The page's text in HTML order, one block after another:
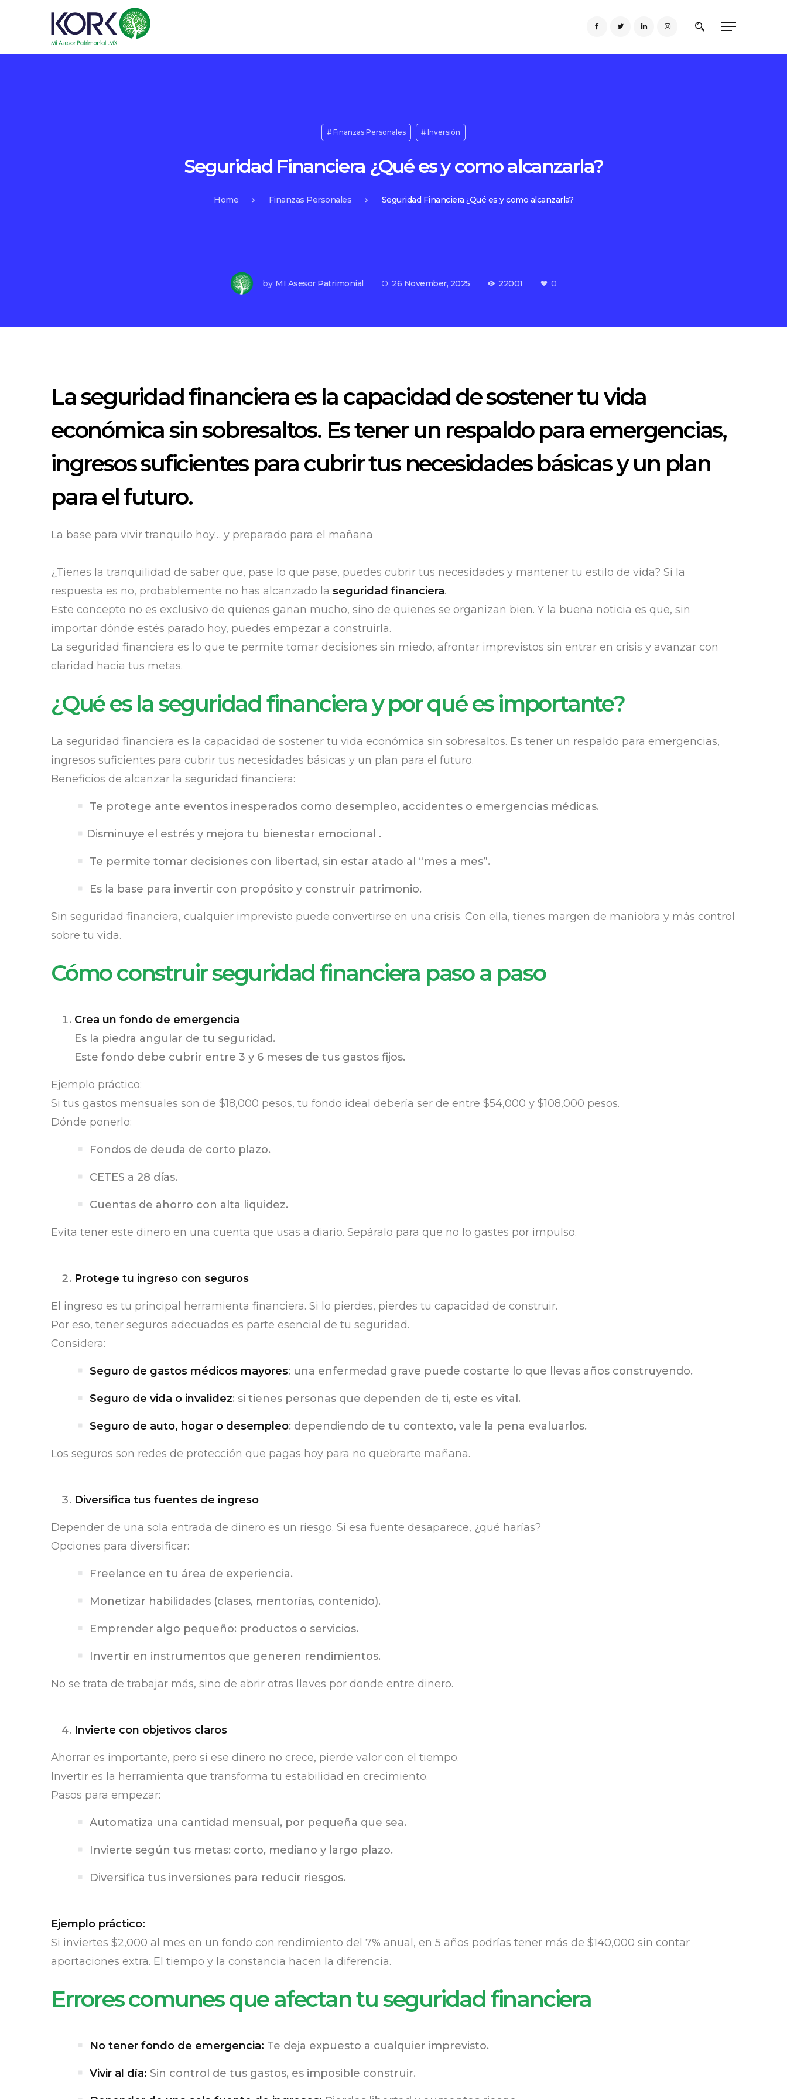
Finanzas Personales Inversión
Seguridad Financiera ¿Qué es y como alcanzarla?
Home Finanzas Personales Seguridad Financiera ¿Qué es y como alcanzarla?
by MI Asesor Patrimonial 26 November, 2025 22001 0
La seguridad financiera es la capacidad de sostener tu vida
económica sin sobresaltos. Es tener un respaldo para emergencias,
ingresos suficientes para cubrir tus necesidades básicas y un plan
para el futuro.
La base para vivir tranquilo hoy… y preparado para el mañana
¿Tienes la tranquilidad de saber que, pase lo que pase, puedes cubrir tus necesidades y mantener tu estilo de vida? Si la
respuesta es no, probablemente no has alcanzado la seguridad financiera.
Este concepto no es exclusivo de quienes ganan mucho, sino de quienes se organizan bien. Y la buena noticia es que, sin
importar dónde estés parado hoy, puedes empezar a construirla.
La seguridad financiera es lo que te permite tomar decisiones sin miedo, afrontar imprevistos sin entrar en crisis y avanzar con
claridad hacia tus metas.
¿Qué es la seguridad financiera y por qué es importante?
La seguridad financiera es la capacidad de sostener tu vida económica sin sobresaltos. Es tener un respaldo para emergencias,
ingresos suficientes para cubrir tus necesidades básicas y un plan para el futuro.
Beneficios de alcanzar la seguridad financiera:
Te protege ante eventos inesperados como desempleo, accidentes o emergencias médicas.
Disminuye el estrés y mejora tu bienestar emocional .
Te permite tomar decisiones con libertad, sin estar atado al “mes a mes”.
Es la base para invertir con propósito y construir patrimonio.
Sin seguridad financiera, cualquier imprevisto puede convertirse en una crisis. Con ella, tienes margen de maniobra y más control
sobre tu vida.
Cómo construir seguridad financiera paso a paso
Crea un fondo de emergencia
Es la piedra angular de tu seguridad.
Este fondo debe cubrir entre 3 y 6 meses de tus gastos fijos.
Ejemplo práctico:
Si tus gastos mensuales son de $18,000 pesos, tu fondo ideal debería ser de entre $54,000 y $108,000 pesos.
Dónde ponerlo:
Fondos de deuda de corto plazo.
CETES a 28 días.
Cuentas de ahorro con alta liquidez.
Evita tener este dinero en una cuenta que usas a diario. Sepáralo para que no lo gastes por impulso.
Protege tu ingreso con seguros
El ingreso es tu principal herramienta financiera. Si lo pierdes, pierdes tu capacidad de construir.
Por eso, tener seguros adecuados es parte esencial de tu seguridad.
Considera:
Seguro de gastos médicos mayores: una enfermedad grave puede costarte lo que llevas años construyendo.
Seguro de vida o invalidez: si tienes personas que dependen de ti, este es vital.
Seguro de auto, hogar o desempleo: dependiendo de tu contexto, vale la pena evaluarlos.
Los seguros son redes de protección que pagas hoy para no quebrarte mañana.
Diversifica tus fuentes de ingreso
Depender de una sola entrada de dinero es un riesgo. Si esa fuente desaparece, ¿qué harías?
Opciones para diversificar:
Freelance en tu área de experiencia.
Monetizar habilidades (clases, mentorías, contenido).
Emprender algo pequeño: productos o servicios.
Invertir en instrumentos que generen rendimientos.
No se trata de trabajar más, sino de abrir otras llaves por donde entre dinero.
Invierte con objetivos claros
Ahorrar es importante, pero si ese dinero no crece, pierde valor con el tiempo.
Invertir es la herramienta que transforma tu estabilidad en crecimiento.
Pasos para empezar:
Automatiza una cantidad mensual, por pequeña que sea.
Invierte según tus metas: corto, mediano y largo plazo.
Diversifica tus inversiones para reducir riesgos.
Ejemplo práctico:
Si inviertes $2,000 al mes en un fondo con rendimiento del 7% anual, en 5 años podrías tener más de $140,000 sin contar
aportaciones extra. El tiempo y la constancia hacen la diferencia.
Errores comunes que afectan tu seguridad financiera
No tener fondo de emergencia: Te deja expuesto a cualquier imprevisto.
Vivir al día: Sin control de tus gastos, es imposible construir.